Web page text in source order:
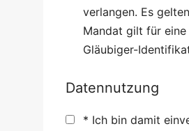
verlangen. Es
Mandat gilt für
Gläubiger-
Datennutzung
* Ich bin damit